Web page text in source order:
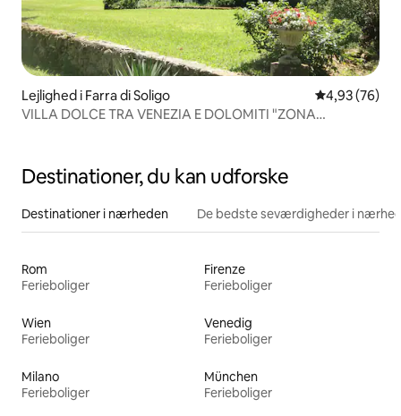
Lejlighed i Farra di Soligo 4,93 ud af 5 i
4,93 (76)
VILLA DOLCE TRA VENEZIA E DOLOMITI "ZONA
Destinationer, du kan udforske
Destinationer i nærheden De bedste seværdigheder i
Rom
Ferieboliger
Firenze
Ferieboliger
Wien
Ferieboliger
Venedig
Ferieboliger
Milano
Ferieboliger
München
Ferieboliger